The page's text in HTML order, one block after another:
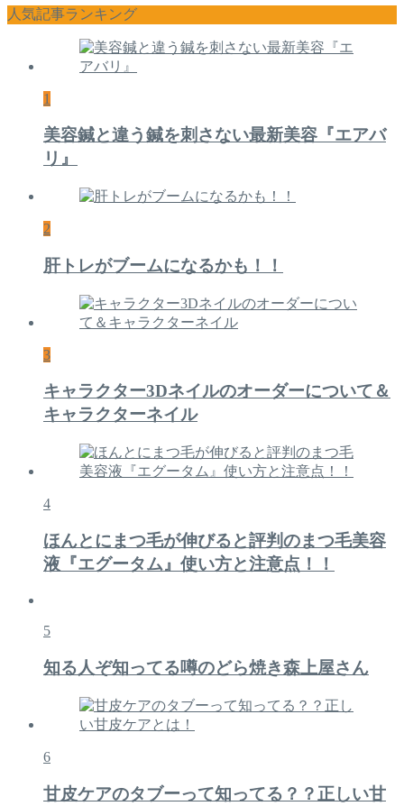
人気記事ランキング
1
美容鍼と違う鍼を刺さない最新美容『エアバ
リ』
2
肝トレがブームになるかも！！
3
キャラクター3Dネイルのオーダーについて＆
キャラクターネイル
4
ほんとにまつ毛が伸びると評判のまつ毛美容
液『エグータム』使い方と注意点！！
5
知る人ぞ知ってる噂のどら焼き森上屋さん
6
甘皮ケアのタブーって知ってる？？正しい甘